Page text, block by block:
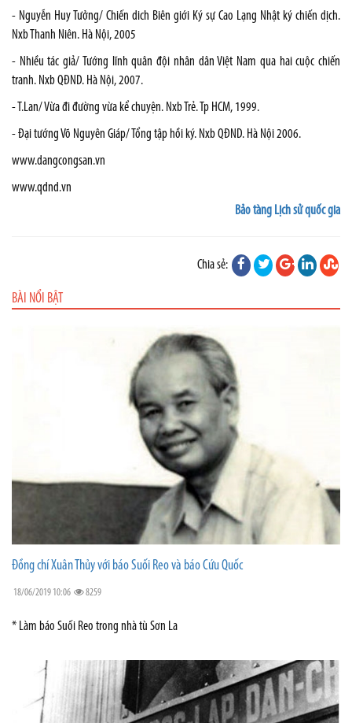
- Nguyễn Huy Tưởng/ Chiến dich Biên giới Ký sự Cao Lạng Nhật ký chiến dịch.
Nxb Thanh Niên. Hà Nội, 2005
- Nhiều tác giả/ Tướng lĩnh quân đội nhân dân Việt Nam qua hai cuộc chiến
tranh. Nxb QĐND. Hà Nội, 2007.
- T.Lan/ Vừa đi đường vừa kể chuyện. Nxb Trẻ. Tp HCM, 1999.
- Đại tướng Võ Nguyên Giáp/ Tổng tập hồi ký. Nxb QĐND. Hà Nội 2006.
www.dangcongsan.vn
www.qdnd.vn
Bảo tàng Lịch sử quốc gia
Chia sẻ:
BÀI NỔI BẬT
Đồng chí Xuân Thủy với báo Suối Reo và báo Cứu Quốc
18/06/2019 10:06 8259
* Làm báo Suối Reo trong nhà tù Sơn La